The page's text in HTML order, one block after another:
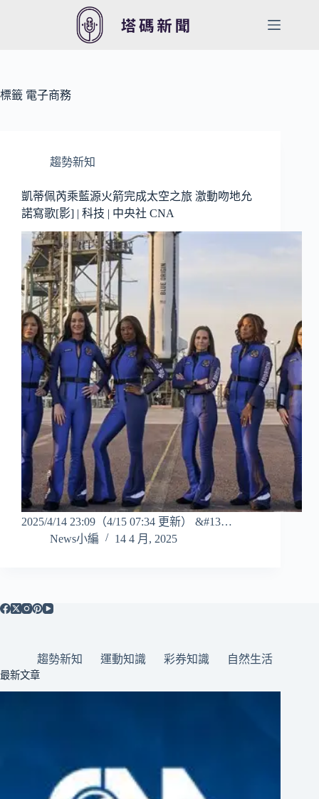
容
標籤 電子商務
趨勢新知
凱蒂佩芮乘藍源火箭完成太空之旅 激動吻地允
諾寫歌[影] | 科技 | 中央社 CNA
2025/4/14 23:09（4/15 07:34 更新） &#13…
News小編
14 4 月, 2025
趨勢新知 運動知識 彩券知識 自然生活
最新文章